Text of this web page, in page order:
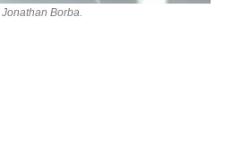
Jonathan Borba.